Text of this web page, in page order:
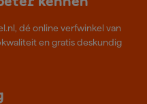
dé online verfwinkel van
en gratis deskundig